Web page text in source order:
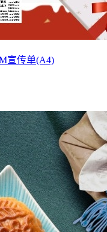
宣传单(A4)